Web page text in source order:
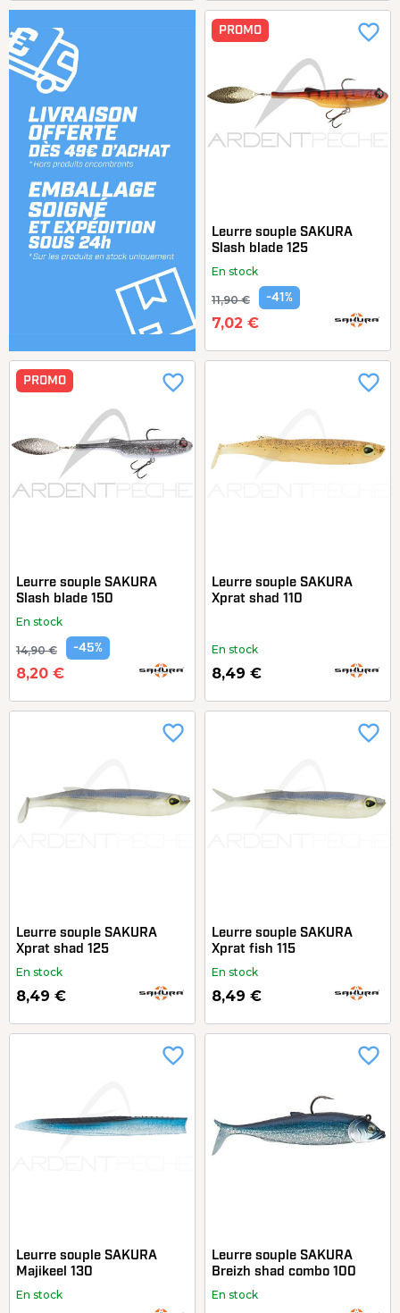
PROMO
Leurre souple SAKURA
Slash blade 125
En stock
11,90 € -41%
7,02 €
favorite_border
PROMO
Leurre souple SAKURA
Slash blade 150
En stock
14,90 € -45%
8,20 €
favorite_border
Leurre souple SAKURA
Xprat shad 110
En stock
8,49 €
favorite_border
Leurre souple SAKURA
Xprat shad 125
En stock
8,49 €
favorite_border
Leurre souple SAKURA
Xprat fish 115
En stock
8,49 €
favorite_border
Leurre souple SAKURA
Majikeel 130
En stock
favorite_border
Leurre souple SAKURA
Breizh shad combo 100
En stock
favorite_border